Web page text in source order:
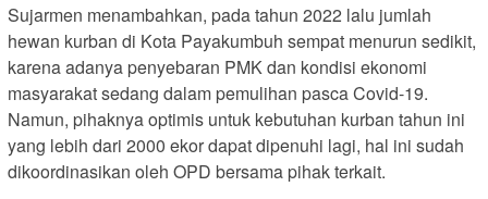
Sujarmen menambahkan, pada tahun 2022 lalu jumlah
hewan kurban di Kota Payakumbuh sempat menurun sedikit,
karena adanya penyebaran PMK dan kondisi ekonomi
masyarakat sedang dalam pemulihan pasca Covid-19.
Namun, pihaknya optimis untuk kebutuhan kurban tahun ini
yang lebih dari 2000 ekor dapat dipenuhi lagi, hal ini sudah
dikoordinasikan oleh OPD bersama pihak terkait.